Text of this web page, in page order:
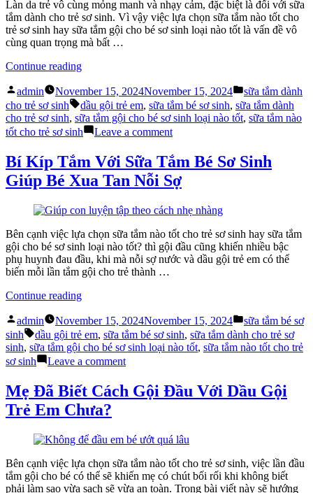
Sơ
Sinh
Làn da trẻ vô cùng mỏng manh và nhạy cảm, đặc biệt là đối với sữa
tắm dành cho trẻ sơ sinh. Vì vậy việc lựa chọn sữa tắm nào tốt cho
trẻ sơ sinh hay sữa tắm gội cho bé sơ sinh loại nào tốt là vấn đề vô
cùng quan trọng mà bất …
Continue reading“Cách
Sữa
Tắm
Dành
Cho
Sinh
Và
Trẻ
Nhỏ”
Posted
by
admin November 15, 2024November 15, 2024
Posted
in
sữa tắm dành
cho trẻ sơ sinh
Tags:
dầu gội trẻ em, sữa tắm bé sơ sinh, sữa tắm dành
cho trẻ sơ sinh, sữa tắm gội cho bé sơ sinh loại nào tốt, sữa tắm nào
tốt cho trẻ sơ sinh
Leave a commenton
Chọn
Sữa
Tắm
Dành
Cho
Trẻ
Sơ
Sinh
Và
Bí Kíp Tắm Với Sữa Tắm Bé Sơ Sinh
Giúp Bé Xua Tan Nỗi Sợ
Bên cạnh việc lựa chọn sữa tắm nào tốt cho trẻ sơ sinh hay sữa tắm
gội cho bé sơ sinh loại nào tốt? thì gội đầu cũng khiến nhiều bậc
phụ huynh đau đầu, khi mà nỗi sợ nước và dầu gội trẻ em có thể
biến mỗi lần tắm gội cho trẻ thành …
Continue reading“Bí
Tắm
Với
Sữa
Tắm
Bé
Sơ
Sinh
Giúp
Bé
Xua
Tan
Nỗi
Sợ”
Posted
by
admin November 15, 2024November 15, 2024
Posted
in
sữa tắm bé sơ
sinh
Tags:
dầu gội trẻ em, sữa tắm bé sơ sinh, sữa tắm dành cho trẻ sơ
sinh, sữa tắm gội cho bé sơ sinh loại nào tốt, sữa tắm nào tốt cho trẻ
sơ sinh
Leave a commenton
Kíp
Tắm
Tắm
Bé
Sơ
Sinh
Giúp
Mẹ Đã Biết Cách Gội Đầu Với Dầu Gội
Trẻ Em Chưa?
Bên cạnh việc lựa chọn sữa tắm nào tốt cho trẻ sơ sinh, việc lần đầu
tắm gội cho bé có thể sẽ khiến mẹ có chút bối rối khi không biết
phải làm sao vừa sạch sẽ vừa an toàn. Trong bài viết này sẽ hướng